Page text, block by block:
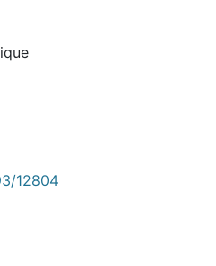
12804